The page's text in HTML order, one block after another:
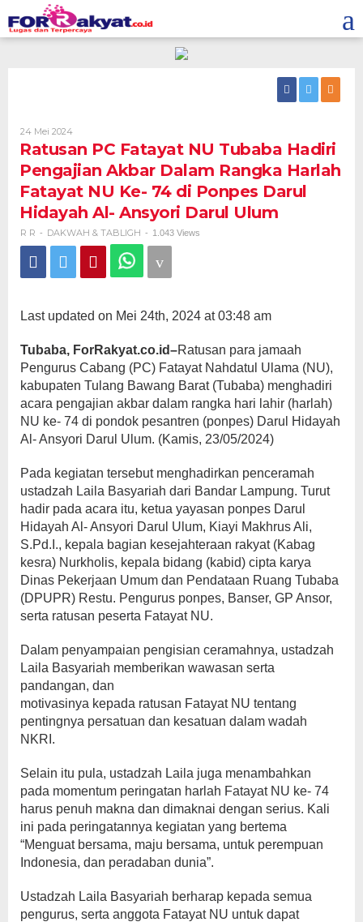
to
content
24 Mei 2024Oleh
R
Ratusan PC Fatayat NU Tubaba Hadiri
Pengajian Akbar Dalam Rangka Harlah
Fatayat NU Ke- 74 di Ponpes Darul
Hidayah Al- Ansyori Darul Ulum
R R - DAKWAH & TABLIGH - 1.043 Views
Last updated on Mei 24th, 2024 at 03:48 am
Tubaba, ForRakyat.co.id–Ratusan para jamaah
Pengurus Cabang (PC) Fatayat Nahdatul Ulama (NU),
kabupaten Tulang Bawang Barat (Tubaba) menghadiri
acara pengajian akbar dalam rangka hari lahir (harlah)
NU ke- 74 di pondok pesantren (ponpes) Darul Hidayah
Al- Ansyori Darul Ulum. (Kamis, 23/05/2024)
Pada kegiatan tersebut menghadirkan penceramah
ustadzah Laila Basyariah dari Bandar Lampung. Turut
hadir pada acara itu, ketua yayasan ponpes Darul
Hidayah Al- Ansyori Darul Ulum, Kiayi Makhrus Ali,
S.Pd.I., kepala bagian kesejahteraan rakyat (Kabag
kesra) Nurkholis, kepala bidang (kabid) cipta karya
Dinas Pekerjaan Umum dan Pendataan Ruang Tubaba
(DPUPR) Restu. Pengurus ponpes, Banser, GP Ansor,
serta ratusan peserta Fatayat NU.
Dalam penyampaian pengisian ceramahnya, ustadzah
Laila Basyariah memberikan wawasan serta
pandangan, dan
motivasinya kepada ratusan Fatayat NU tentang
pentingnya persatuan dan kesatuan dalam wadah
NKRI.
Selain itu pula, ustadzah Laila juga menambahkan
pada momentum peringatan harlah Fatayat NU ke- 74
harus penuh makna dan dimaknai dengan serius. Kali
ini pada peringatannya kegiatan yang bertema
“Menguat bersama, maju bersama, untuk perempuan
Indonesia, dan peradaban dunia”.
Ustadzah Laila Basyariah berharap kepada semua
pengurus, serta anggota Fatayat NU untuk dapat